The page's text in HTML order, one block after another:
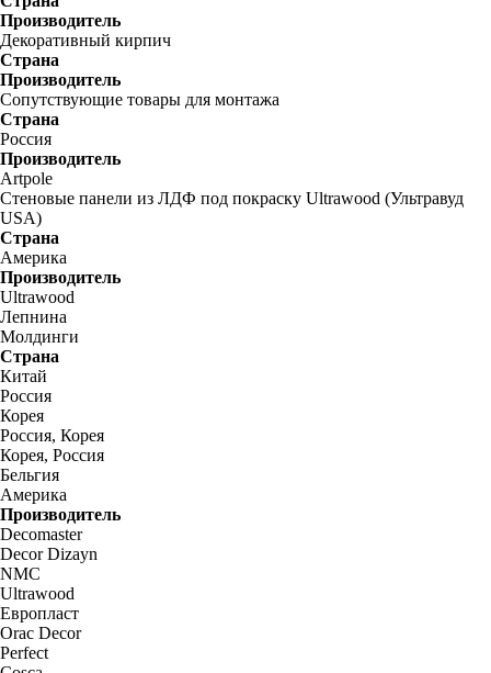
Производитель
Декоративный кирпич
Страна
Производитель
Сопутствующие товары для монтажа
Страна
Россия
Производитель
Artpole
Стеновые панели из ЛДФ под покраску Ultrawood (Ультравуд
USA)
Страна
Америка
Производитель
Ultrawood
Лепнина
Молдинги
Страна
Китай
Россия
Корея
Россия, Корея
Корея, Россия
Бельгия
Америка
Производитель
Decomaster
Decor Dizayn
NMC
Ultrawood
Европласт
Orac Decor
Perfect